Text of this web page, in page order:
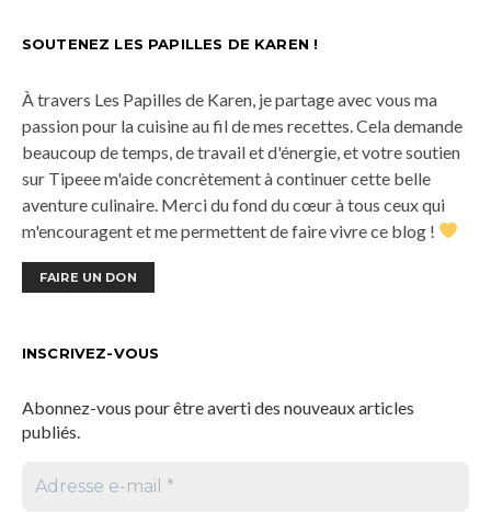
SOUTENEZ LES PAPILLES DE KAREN !
À travers Les Papilles de Karen, je partage avec vous ma
passion pour la cuisine au fil de mes recettes. Cela demande
beaucoup de temps, de travail et d'énergie, et votre soutien
sur Tipeee m'aide concrètement à continuer cette belle
aventure culinaire. Merci du fond du cœur à tous ceux qui
m'encouragent et me permettent de faire vivre ce blog !
FAIRE UN DON
INSCRIVEZ-VOUS
Abonnez-vous pour être averti des nouveaux articles
publiés.